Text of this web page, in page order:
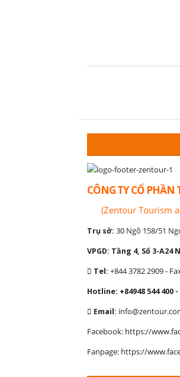
CÔNG TY CỔ
(Zentour Tourism
Trụ sở: 30 Ngõ 158/51
VPGD: Tầng 4, Số 3-A24
Tel: +844 3782 2909 -
Hotline: +84948 544 400 -
Email:
Facebook: https://
Fanpage: https://